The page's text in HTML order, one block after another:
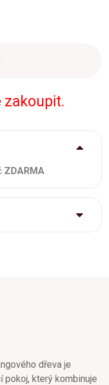
zakoupit.
ZDARMA
dřeva je
pokoj, který kombinuje